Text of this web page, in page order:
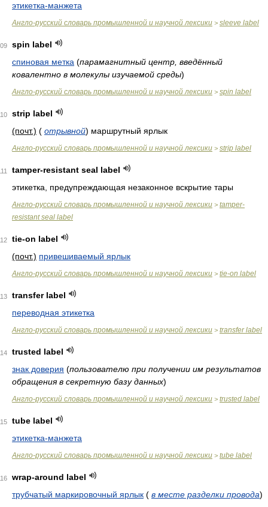
этикетка-манжета
Англо-русский словарь промышленной и научной лексики > sleeve label
spin label
спиновая метка (парамагнитный центр, введённый
ковалентно в молекулы изучаемой среды)
Англо-русский словарь промышленной и научной лексики > spin label
strip label
(почт.) ( отрывной) маршрутный ярлык
Англо-русский словарь промышленной и научной лексики > strip label
tamper-resistant seal label
этикетка, предупреждающая незаконное вскрытие тары
Англо-русский словарь промышленной и научной лексики > tamper-
resistant seal label
tie-on label
(почт.) привешиваемый ярлык
Англо-русский словарь промышленной и научной лексики > tie-on label
transfer label
переводная этикетка
Англо-русский словарь промышленной и научной лексики > transfer label
trusted label
знак доверия (пользователю при получении им результатов
обращения в секретную базу данных)
Англо-русский словарь промышленной и научной лексики > trusted label
tube label
этикетка-манжета
Англо-русский словарь промышленной и научной лексики > tube label
wrap-around label
трубчатый маркировочный ярлык ( в месте разделки провода)